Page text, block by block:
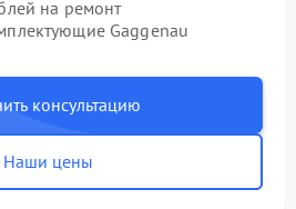
на ремонт
Gaggenau
консультацию
Наши цены